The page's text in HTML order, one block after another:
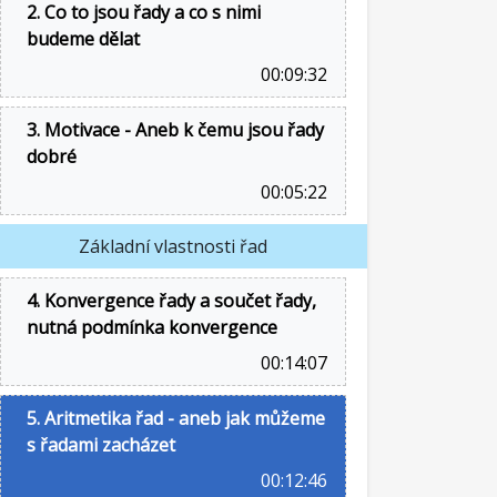
2. Co to jsou řady a co s nimi
budeme dělat
00:09:32
3. Motivace - Aneb k čemu jsou řady
dobré
00:05:22
Základní vlastnosti řad
4. Konvergence řady a součet řady,
nutná podmínka konvergence
00:14:07
5. Aritmetika řad - aneb jak můžeme
s řadami zacházet
00:12:46